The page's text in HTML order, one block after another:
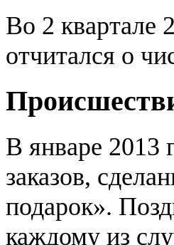
Во 2 квартале
отчитался о
В январе 2013
заказов,
подарок».
каждому из